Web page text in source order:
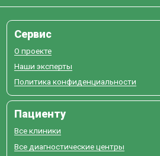
Сервис
О проекте
Наши эксперты
Политика конфиденциальности
Пациенту
Все клиники
Все диагностические центры